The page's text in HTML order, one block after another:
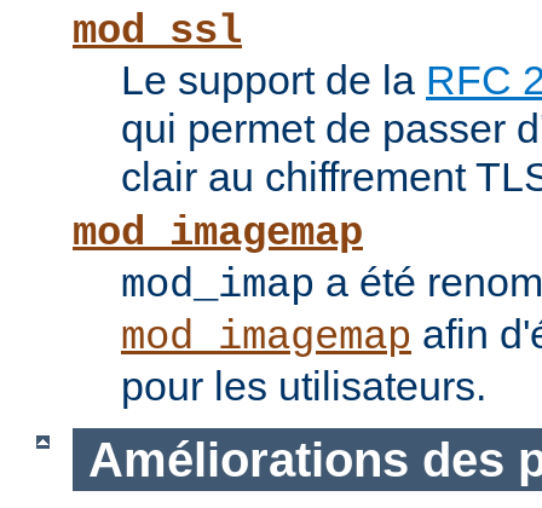
mod_ssl
Le support de la RFC
qui permet de passer
clair au chiffrement
mod_imagemap
mod_imap a été
mod_imagemap afin
pour les utilisateurs.
Améliorations des